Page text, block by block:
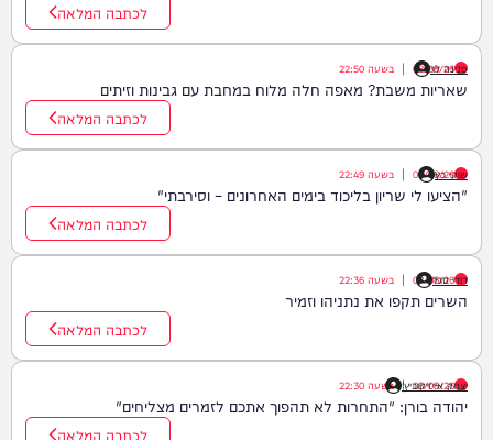
לכתבה המלאה
פנינה לוי
08/08/26
| בשעה 22:50
שאריות משבת? מאפה חלה מלוח במחבת עם גבינות וזיתים
לכתבה המלאה
שוקי כץ
08/08/26
| בשעה 22:49
"הציעו לי שריון בליכוד בימים האחרונים – וסירבתי"
לכתבה המלאה
דודי סגל
08/08/26
| בשעה 22:36
השרים תקפו את נתניהו וזמיר
לכתבה המלאה
יצחק אייזיקוביץ'
08/08/26
| בשעה 22:30
יהודה בורן: "התחרות לא תהפוך אתכם לזמרים מצליחים"
לכתבה המלאה